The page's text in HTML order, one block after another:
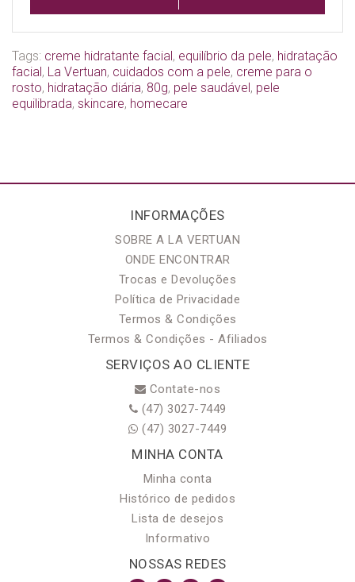
Tags: creme hidratante facial, equilíbrio da pele, hidratação
facial, La Vertuan, cuidados com a pele, creme para o
rosto, hidratação diária, 80g, pele saudável, pele
equilibrada, skincare, homecare
INFORMAÇÕES
SOBRE A LA VERTUAN
ONDE ENCONTRAR
Trocas e Devoluções
Política de Privacidade
Termos & Condições
Termos & Condições - Afiliados
SERVIÇOS AO CLIENTE
Contate-nos
(47) 3027-7449
(47) 3027-7449
MINHA CONTA
Minha conta
Histórico de pedidos
Lista de desejos
Informativo
NOSSAS REDES